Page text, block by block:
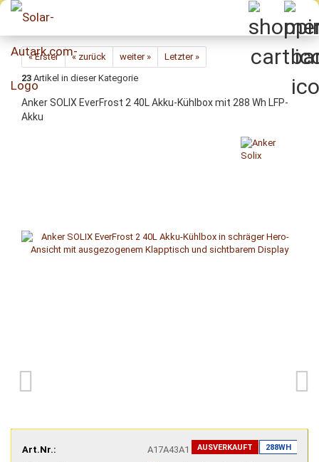
Direkt
« Erster « zurück weiter »
Letzter »
23 Artikel in dieser Kategorie
Anker SOLIX EverFrost 2 40L Akku-Kühlbox mit 288 Wh LFP-
Akku
AUSVERKAUFT 288WH
Art.Nr.:
A17A43A1